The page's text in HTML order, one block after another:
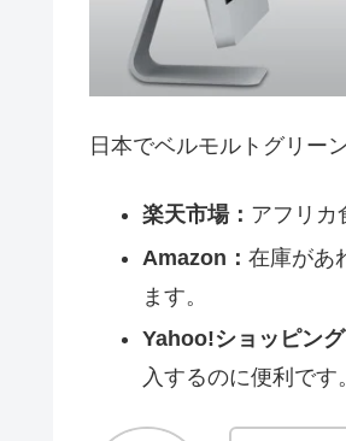
日本でベルモルトグリー
楽天市場： アフリカ
Amazon： 在庫があ
ます。
Yahoo!ショッピング
入するのに便利です。